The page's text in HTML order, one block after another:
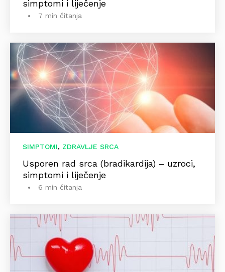
simptomi i liječenje
7 min čitanja
SIMPTOMI, ZDRAVLJE SRCA
Usporen rad srca (bradikardija) – uzroci,
simptomi i liječenje
6 min čitanja